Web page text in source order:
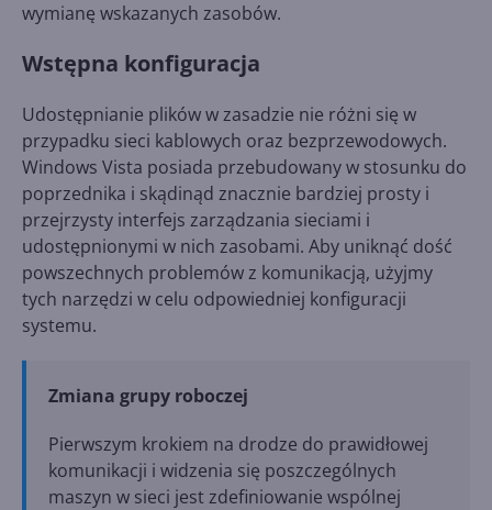
wymianę wskazanych zasobów.
Wstępna konfiguracja
Udostępnianie plików w zasadzie nie różni się w
przypadku sieci kablowych oraz bezprzewodowych.
Windows Vista posiada przebudowany w stosunku do
poprzednika i skądinąd znacznie bardziej prosty i
przejrzysty interfejs zarządzania sieciami i
udostępnionymi w nich zasobami. Aby uniknąć dość
powszechnych problemów z komunikacją, użyjmy
tych narzędzi w celu odpowiedniej konfiguracji
systemu.
Zmiana grupy roboczej
Pierwszym krokiem na drodze do prawidłowej
komunikacji i widzenia się poszczególnych
maszyn w sieci jest zdefiniowanie wspólnej